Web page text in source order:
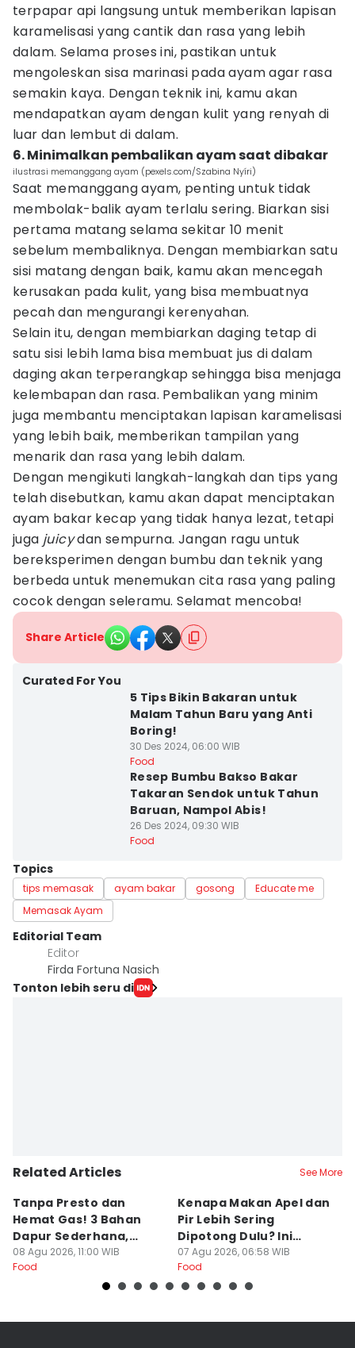
terpapar api langsung untuk memberikan lapisan
karamelisasi yang cantik dan rasa yang lebih
dalam. Selama proses ini, pastikan untuk
mengoleskan sisa marinasi pada ayam agar rasa
semakin kaya. Dengan teknik ini, kamu akan
mendapatkan ayam dengan kulit yang renyah di
luar dan lembut di dalam.
6. Minimalkan pembalikan ayam saat dibakar
ilustrasi memanggang ayam (pexels.com/Szabina Nyíri)
Saat memanggang ayam, penting untuk tidak
membolak-balik ayam terlalu sering. Biarkan sisi
pertama matang selama sekitar 10 menit
sebelum membaliknya. Dengan membiarkan satu
sisi matang dengan baik, kamu akan mencegah
kerusakan pada kulit, yang bisa membuatnya
pecah dan mengurangi kerenyahan.
Selain itu, dengan membiarkan daging tetap di
satu sisi lebih lama bisa membuat jus di dalam
daging akan terperangkap sehingga bisa menjaga
kelembapan dan rasa. Pembalikan yang minim
juga membantu menciptakan lapisan karamelisasi
yang lebih baik, memberikan tampilan yang
menarik dan rasa yang lebih dalam.
Dengan mengikuti langkah-langkah dan tips yang
telah disebutkan, kamu akan dapat menciptakan
ayam bakar kecap yang tidak hanya lezat, tetapi
juga juicydan sempurna. Jangan ragu untuk
bereksperimen dengan bumbu dan teknik yang
berbeda untuk menemukan cita rasa yang paling
cocok dengan seleramu. Selamat mencoba!
Share Article
Curated For You
5 Tips Bikin Bakaran untuk
Malam Tahun Baru yang Anti
Boring!
30 Des 2024, 06:00 WIB
Food
Resep Bumbu Bakso Bakar
Takaran Sendok untuk Tahun
Baruan, Nampol Abis!
26 Des 2024, 09:30 WIB
Food
Topics
tips memasak ayam bakar gosong
Educate me
Memasak Ayam
Editorial Team
Editor
Firda Fortuna Nasich
Tonton lebih seru di
Related Articles See More
Tanpa Presto dan
Hemat Gas! 3 Bahan
Dapur Sederhana,
Daging Sapi Empuk
Dalam 15 Menit
08 Agu 2026, 11:00 WIB
Food
Kenapa Makan Apel dan
Pir Lebih Sering
Dipotong Dulu? Ini
Alasannya
07 Agu 2026, 06:58 WIB
Food